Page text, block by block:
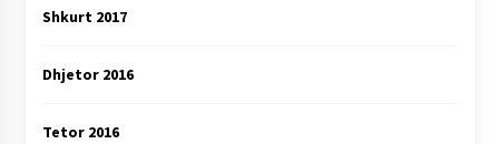
Shkurt 2017
Dhjetor 2016
Tetor 2016